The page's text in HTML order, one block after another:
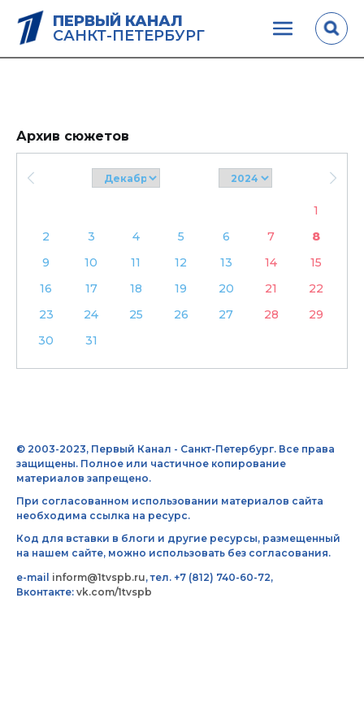
ПЕРВЫЙ КАНАЛ
САНКТ-ПЕТЕРБУРГ
Архив сюжетов
1
2
3 4 5 6 7
8
9
10 11 12 13 14
15
16
17 18 19 20 21
22
23
24 25 26 27 28
29
30
31
© 2003-2023, Первый Канал - Санкт-Петербург. Все права
защищены. Полное или частичное копирование
материалов запрещено.
При согласованном использовании материалов сайта
необходима ссылка на ресурс.
Код для вставки в блоги и другие ресурсы, размещенный
на нашем сайте, можно использовать без согласования.
e-mail inform@1tvspb.ru, тел. +7 (812) 740-60-72,
Вконтакте: vk.com/1tvspb